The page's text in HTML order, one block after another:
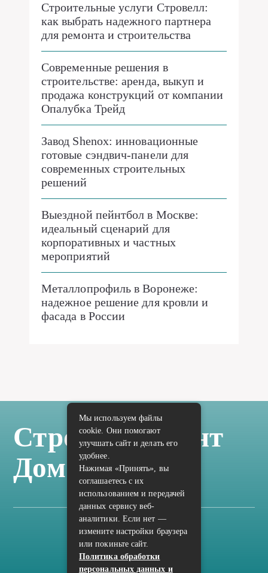
Строительные услуги Стровелл:
как выбрать надежного партнера
для ремонта и строительства
Современные решения в
строительстве: аренда, выкуп и
продажа конструкций от компании
Опалубка Трейд
Завод Shenox: инновационные
готовые сэндвич-панели для
современных строительных
решений
Выездной пейнтбол в Москве:
идеальный сценарий для
корпоративных и частных
мероприятий
Металлопрофиль в Воронеже:
надежное решение для кровли и
фасада в России
Стройка Ремонт
Дом Отделка
Карта сайта
Политика конфиденциальности
Мы используем файлы
cookie. Они помогают
улучшать сайт и делать его
удобнее.
Нажимая «Принять», вы
соглашаетесь с их
использованием и передачей
данных сервису веб-
аналитики. Если нет —
измените настройки браузера
или покиньте сайт.
Политика обработки
персональных данных и